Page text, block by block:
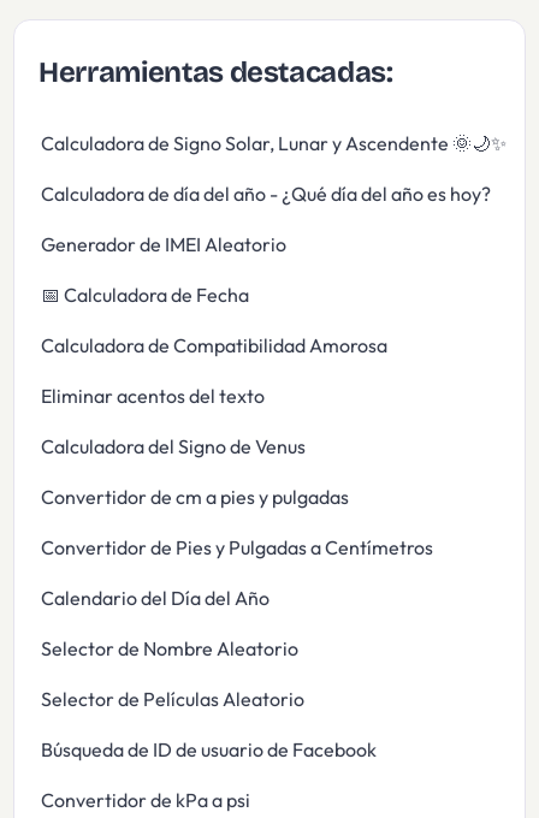
Herramientas destacadas:
Calculadora de Signo Solar, Lunar y Ascendente 🌞🌙✨
Calculadora de día del año - ¿Qué día del año es hoy?
Generador de IMEI Aleatorio
📅 Calculadora de Fecha
Calculadora de Compatibilidad Amorosa
Eliminar acentos del texto
Calculadora del Signo de Venus
Convertidor de cm a pies y pulgadas
Convertidor de Pies y Pulgadas a Centímetros
Calendario del Día del Año
Selector de Nombre Aleatorio
Selector de Películas Aleatorio
Búsqueda de ID de usuario de Facebook
Convertidor de kPa a psi